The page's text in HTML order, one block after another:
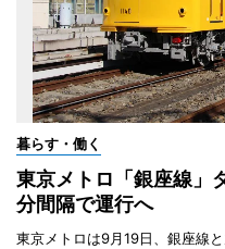
暮らす・働く
東京メトロ「銀座線
分間隔で運行へ
東京メトロは9月19日、銀座線